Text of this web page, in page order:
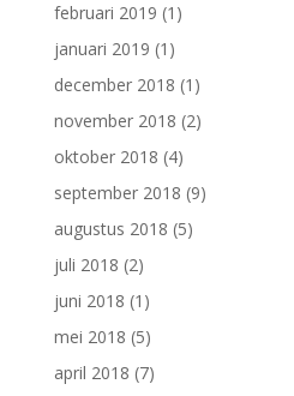
februari 2019 (1)
januari 2019 (1)
december 2018 (1)
november 2018 (2)
oktober 2018 (4)
september 2018 (9)
augustus 2018 (5)
juli 2018 (2)
juni 2018 (1)
mei 2018 (5)
april 2018 (7)